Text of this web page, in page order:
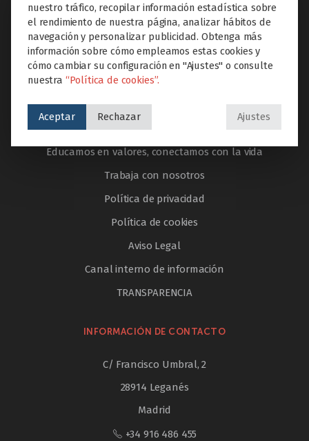
Innovación
Internacionalización
Noticias
PORTAL DEL EMPLEADO
Educamos en valores, conectamos con la vida
Trabaja con nosotros
Política de privacidad
Política de cookies
Aviso Legal
Canal interno de información
TRANSPARENCIA
INFORMACIÓN DE CONTACTO
C/ Francisco Umbral, 2
28914 Leganés
Madrid
+34 916 486 455
nuestro tráfico, recopilar información estadística sobre
el rendimiento de nuestra página, analizar hábitos de
navegación y personalizar publicidad. Obtenga más
información sobre cómo empleamos estas cookies y
cómo cambiar su configuración en "Ajustes" o consulte
nuestra “Política de cookies”.
Aceptar Rechazar Ajustes